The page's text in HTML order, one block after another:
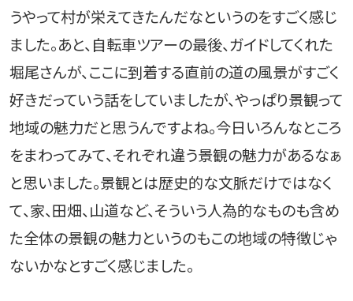
うやって村が栄えてきたんだなというのをすごく感じ
ました。あと、自転車ツアーの最後、ガイドしてくれた
堀尾さんが、ここに到着する直前の道の風景がすごく
好きだっていう話をしていましたが、やっぱり景観って
地域の魅力だと思うんですよね。今日いろんなところ
をまわってみて、それぞれ違う景観の魅力があるなぁ
と思いました。景観とは歴史的な文脈だけではなく
て、家、田畑、山道など、そういう人為的なものも含め
た全体の景観の魅力というのもこの地域の特徴じゃ
ないかなとすごく感じました。